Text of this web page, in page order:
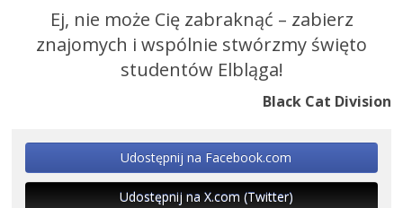
Ej, nie może Cię zabraknąć – zabierz
znajomych i wspólnie stwórzmy święto
studentów Elbląga!
Black Cat Division
Udostępnij na Facebook.com
Udostępnij na X.com (Twitter)